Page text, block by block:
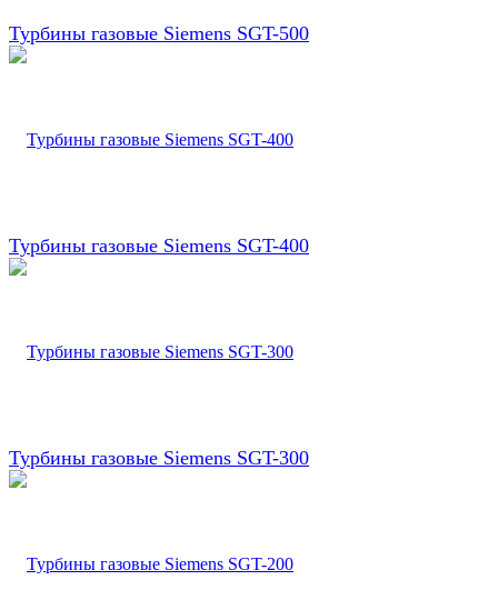
Турбины газовые Siemens SGT-500
Турбины газовые Siemens SGT-400
Турбины газовые Siemens SGT-300